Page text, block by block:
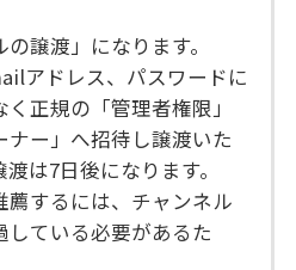
譲渡」になります。
アドレス、パスワードに
正規の「管理者権限」
ナー」へ招待し譲渡いた
は7日後になります。
薦するには、チャンネル
している必要があるた